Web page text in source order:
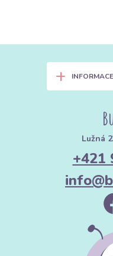
+ INFORMACE
Lužná
+421